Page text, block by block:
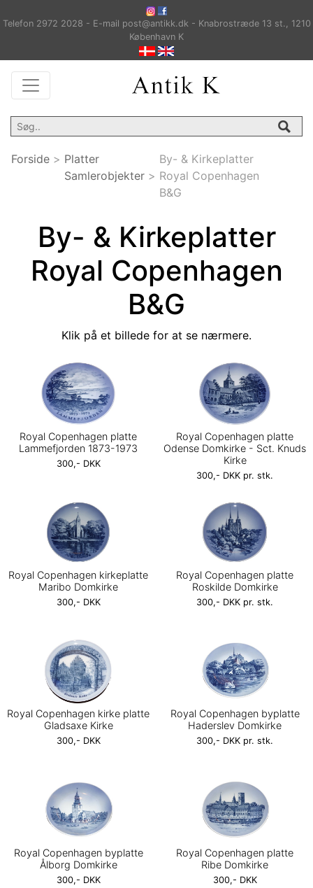
Telefon 2972 2028 - E-mail post@antikk.dk - Knabrostræde 13 st., 1210
København K
Forside > Platter
Samlerobjekter >
By- & Kirkeplatter
Royal Copenhagen
B&G
By- & Kirkeplatter
Royal Copenhagen
B&G
Klik på et billede for at se nærmere.
Royal Copenhagen platte
Lammefjorden 1873-1973
300,- DKK
Royal Copenhagen platte
Odense Domkirke - Sct. Knuds
Kirke
300,- DKK pr. stk.
Royal Copenhagen kirkeplatte
Maribo Domkirke
300,- DKK
Royal Copenhagen platte
Roskilde Domkirke
300,- DKK pr. stk.
Royal Copenhagen kirke platte
Gladsaxe Kirke
300,- DKK
Royal Copenhagen byplatte
Haderslev Domkirke
300,- DKK pr. stk.
Royal Copenhagen byplatte
Ålborg Domkirke
300,- DKK
Royal Copenhagen platte
Ribe Domkirke
300,- DKK